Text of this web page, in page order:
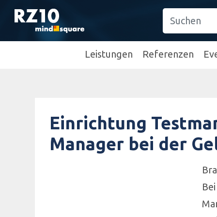
Leistungen Referenzen
Einrichtung
Manager bei der